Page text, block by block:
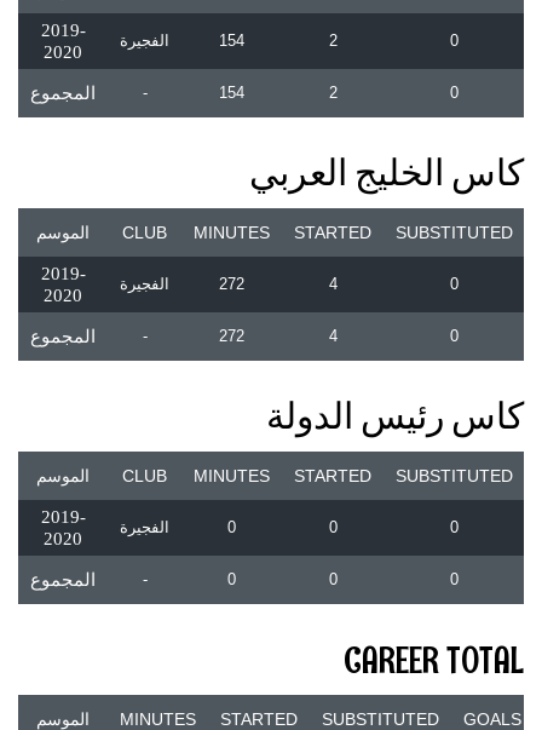
2019-
2020
الفجيرة 154 2 0
المجموع - 154 2 0
كاس الخليج العربي
الموسم CLUB MINUTES STARTED SUBSTITUTED
2019-
2020
الفجيرة 272 4 0
المجموع - 272 4 0
كاس رئيس الدولة
الموسم CLUB MINUTES STARTED SUBSTITUTED
2019-
2020
الفجيرة 0 0 0
المجموع - 0 0 0
CAREER TOTAL
الموسم MINUTES STARTED SUBSTITUTED GOALS